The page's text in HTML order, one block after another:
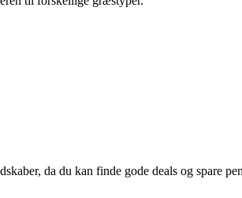
da du kan finde gode deals og spare